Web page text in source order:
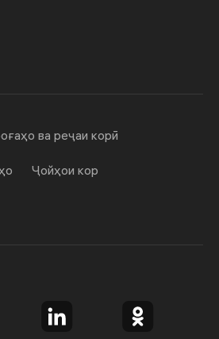
ва реҷаи корӣ
Ҷойҳои кор